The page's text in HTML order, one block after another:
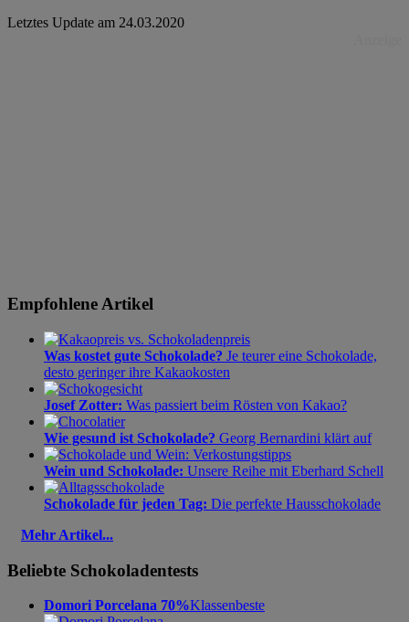
Letztes Update am 24.03.2020
Empfohlene Artikel
Was kostet gute Schokolade? Je teurer eine Schokolade,
desto geringer ihre Kakaokosten
Josef Zotter: Was passiert beim Rösten von Kakao?
Wie gesund ist Schokolade? Georg Bernardini klärt auf
Wein und Schokolade: Unsere Reihe mit Eberhard Schell
Schokolade für jeden Tag: Die perfekte Hausschokolade
Mehr Artikel...
Beliebte Schokoladentests
Domori Porcelana 70%Klassenbeste